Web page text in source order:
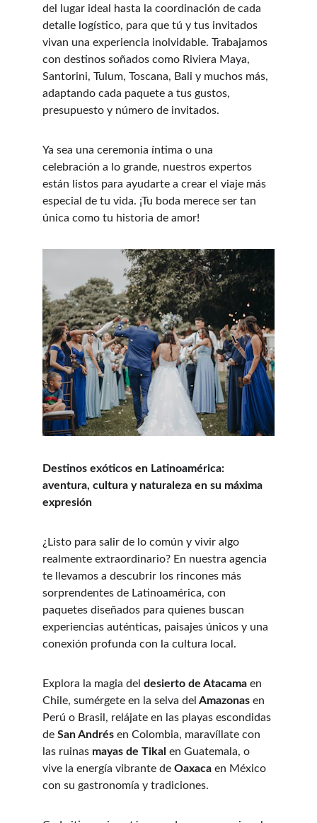
del lugar ideal hasta la coordinación de cada
detalle logístico, para que tú y tus invitados
vivan una experiencia inolvidable. Trabajamos
con destinos soñados como Riviera Maya,
Santorini, Tulum, Toscana, Bali y muchos más,
adaptando cada paquete a tus gustos,
presupuesto y número de invitados.
Ya sea una ceremonia íntima o una
celebración a lo grande, nuestros expertos
están listos para ayudarte a crear el viaje más
especial de tu vida. ¡Tu boda merece ser tan
única como tu historia de amor!
Destinos exóticos en Latinoamérica:
aventura, cultura y naturaleza en su máxima
expresión
¿Listo para salir de lo común y vivir algo
realmente extraordinario? En nuestra agencia
te llevamos a descubrir los rincones más
sorprendentes de Latinoamérica, con
paquetes diseñados para quienes buscan
experiencias auténticas, paisajes únicos y una
conexión profunda con la cultura local.
Explora la magia del desierto de Atacama en
Chile, sumérgete en la selva del Amazonas en
Perú o Brasil, relájate en las playas escondidas
de San Andrés en Colombia, maravíllate con
las ruinas mayas de Tikal en Guatemala, o
vive la energía vibrante de Oaxaca en México
con su gastronomía y tradiciones.